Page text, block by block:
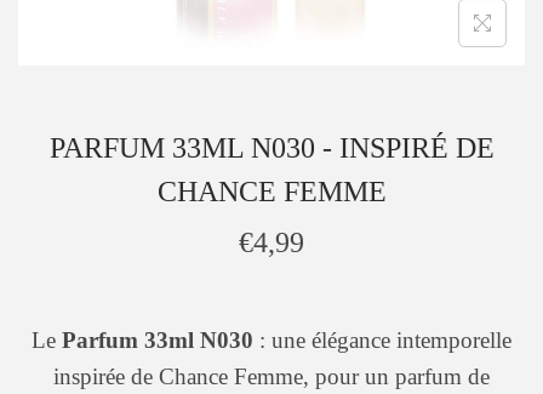
PARFUM 33ML N030 - INSPIRÉ DE
CHANCE FEMME
€4,99
Le Parfum 33ml N030 : une élégance intemporelle
inspirée de Chance Femme, pour un parfum de